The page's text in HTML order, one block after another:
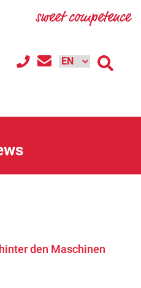
den Maschinen